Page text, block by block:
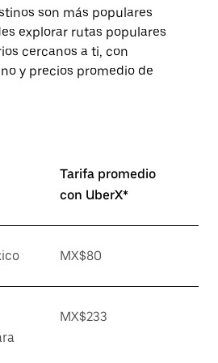
son más populares
explorar rutas populares
cercanos a ti, con
y precios promedio de
Tarifa promedio
con UberX*
MX$80
MX$233